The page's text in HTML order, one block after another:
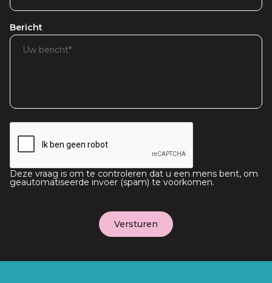
Bericht
Deze vraag is om te controleren dat u een mens bent, om
geautomatiseerde invoer (spam) te voorkomen.